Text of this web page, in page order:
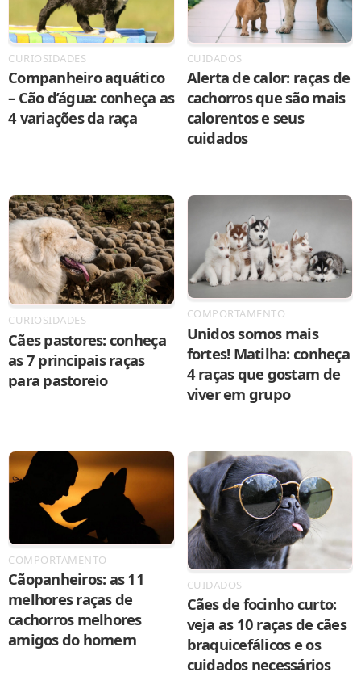
CURIOSIDADES
Companheiro aquático
– Cão d’água: conheça as
4 variações da raça
CUIDADOS
Alerta de calor: raças de
cachorros que são mais
calorentos e seus
cuidados
CURIOSIDADES
Cães pastores: conheça
as 7 principais raças
para pastoreio
COMPORTAMENTO
Unidos somos mais
fortes! Matilha: conheça
4 raças que gostam de
viver em grupo
COMPORTAMENTO
Cãopanheiros: as 11
melhores raças de
cachorros melhores
amigos do homem
CUIDADOS
Cães de focinho curto:
veja as 10 raças de cães
braquicefálicos e os
cuidados necessários